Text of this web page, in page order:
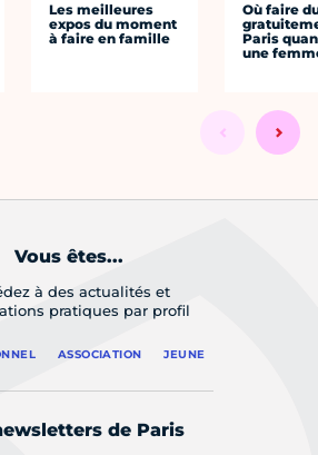
Les meilleures
expos du moment
à faire en famille
Où faire
Paris
une
Vous êtes...
à des actualités et
pratiques par profil
ASSOCIATION JEUNE
de Paris